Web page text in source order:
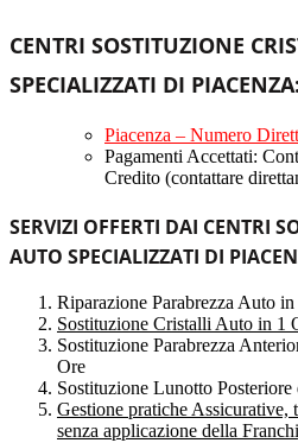
CENTRI SOSTITUZIONE
SPECIALIZZATI DI PIACENZA:
Piacenza – Numero
Pagamenti Accettati:
Credito (contattare
SERVIZI OFFERTI DAI CENTRI
AUTO SPECIALIZZATI DI
Riparazione Parabrezza Auto
Sostituzione Cristalli Auto in 1
Sostituzione Parabrezza
Ore
Sostituzione Lunotto
Gestione pratiche Assicurative,
senza applicazione della